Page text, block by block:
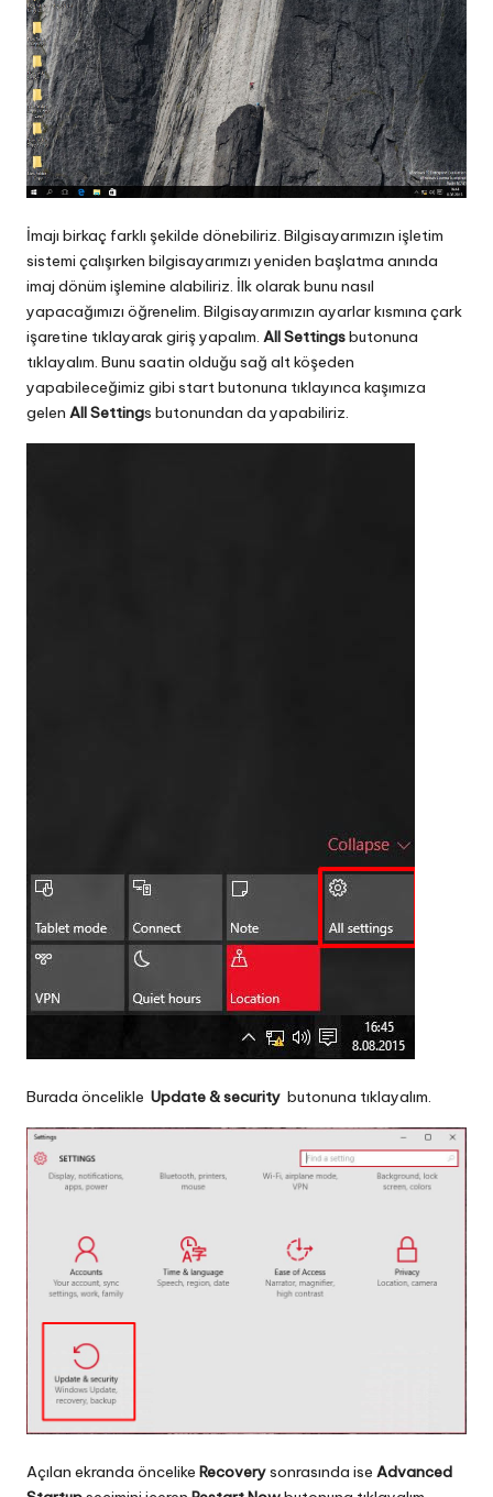
İmajı birkaç farklı şekilde dönebiliriz. Bilgisayarımızın işletim
sistemi çalışırken bilgisayarımızı yeniden başlatma anında
imaj dönüm işlemine alabiliriz. İlk olarak bunu nasıl
yapacağımızı öğrenelim. Bilgisayarımızın ayarlar kısmına çark
işaretine tıklayarak giriş yapalım. All Settingsbutonuna
tıklayalım. Bunu saatin olduğu sağ alt köşeden
yapabileceğimiz gibi start butonuna tıklayınca kaşımıza
gelen All Settings butonundan da yapabiliriz.
Burada öncelikle Update & security butonuna tıklayalım.
Açılan ekranda öncelike Recoverysonrasında ise Advanced